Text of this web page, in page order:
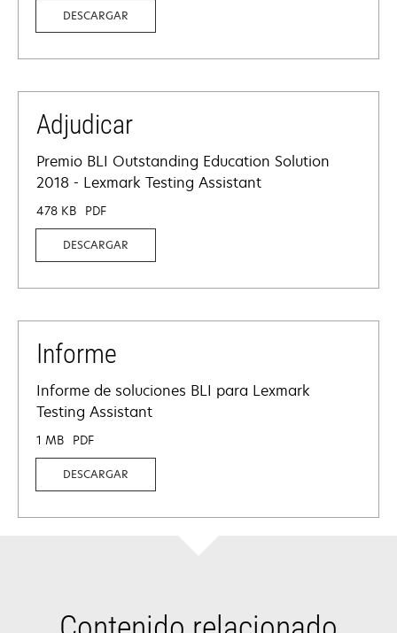
DESCARGAR
Adjudicar
Premio BLI Outstanding Education Solution
2018 - Lexmark Testing Assistant
478 KB PDF
DESCARGAR
Informe
Informe de soluciones BLI para Lexmark
Testing Assistant
1 MB PDF
DESCARGAR